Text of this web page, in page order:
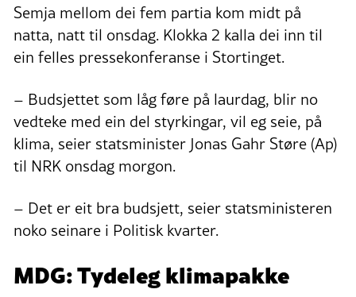
Semja mellom dei fem partia kom midt på
natta, natt til onsdag. Klokka 2 kalla dei inn til
ein felles pressekonferanse i Stortinget.
– Budsjettet som låg føre på laurdag, blir no
vedteke med ein del styrkingar, vil eg seie, på
klima, seier statsminister Jonas Gahr Støre (Ap)
til NRK onsdag morgon.
– Det er eit bra budsjett, seier statsministeren
noko seinare i Politisk kvarter.
MDG: Tydeleg klimapakke